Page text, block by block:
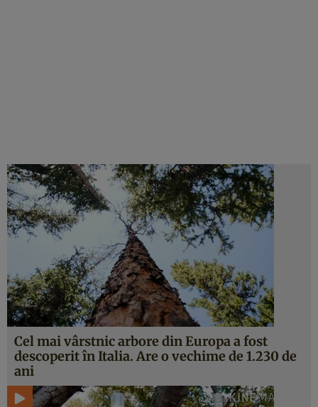
Cel mai vârstnic arbore din Europa a fost
descoperit în Italia. Are o vechime de 1.230 de
ani